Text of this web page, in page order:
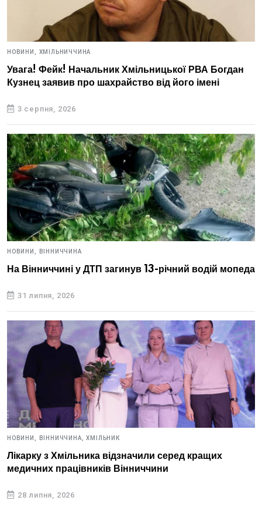
НОВИНИ, ХМІЛЬНИЧЧИНА
Увага! Фейк! Начальник Хмільницької РВА Богдан
Кузнец заявив про шахрайство від його імені
3 серпня, 2026
НОВИНИ, ВІННИЧЧИНА
На Вінниччині у ДТП загинув 13-річний водій мопеда
31 липня, 2026
НОВИНИ, ВІННИЧЧИНА, ХМІЛЬНИК
Лікарку з Хмільника відзначили серед кращих
медичних працівників Вінниччини
28 липня, 2026